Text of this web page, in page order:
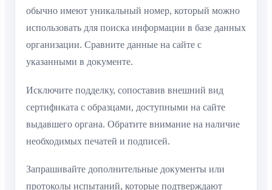
обычно имеют уникальный номер, который можно
использовать для поиска информации в базе данных
организации. Сравните данные на сайте с
указанными в документе.
Исключите подделку, сопоставив внешний вид
сертификата с образцами, доступными на сайте
выдавшего органа. Обратите внимание на наличие
необходимых печатей и подписей.
Запрашивайте дополнительные документы или
протоколы испытаний, которые подтверждают